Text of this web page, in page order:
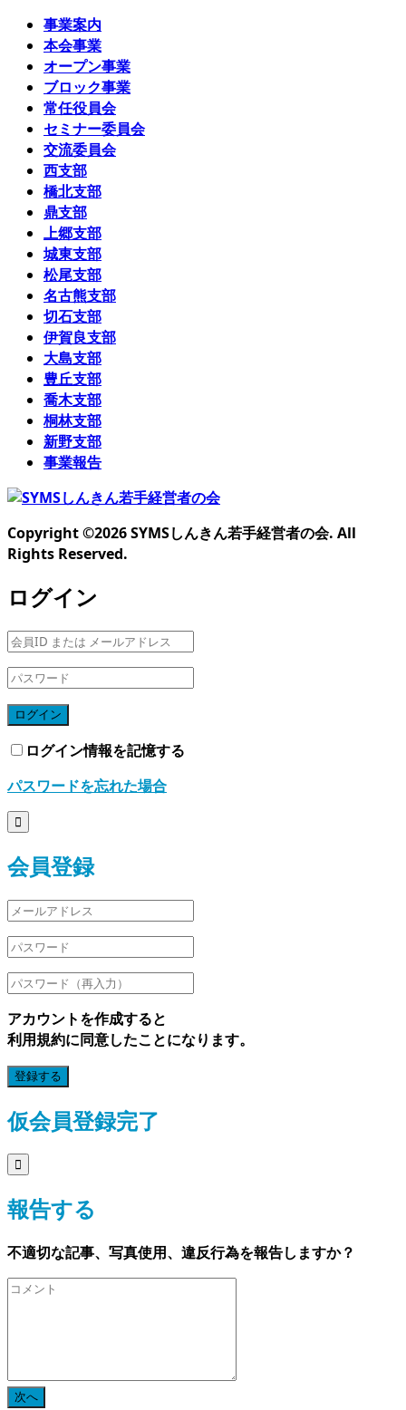
事業案内
本会事業
オープン事業
ブロック事業
常任役員会
セミナー委員会
交流委員会
西支部
橋北支部
鼎支部
上郷支部
城東支部
松尾支部
名古熊支部
切石支部
伊賀良支部
大島支部
豊丘支部
喬木支部
桐林支部
新野支部
事業報告
Copyright ©2026SYMSしんきん若手経営者の会. All
Rights Reserved.
ログイン
ログイン
ログイン情報を記憶する
パスワードを忘れた場合

会員登録
アカウントを作成すると
利用規約に同意したことになります。
登録する
仮会員登録完了

報告する
不適切な記事、写真使用、違反行為を報告しますか？
次へ